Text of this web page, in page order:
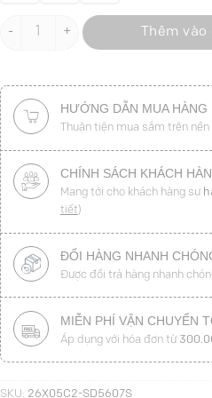
Sơ mi DT cổ đức mở cách điệu số
Thêm vào
HƯỚNG DẪN MUA HÀNG
Thuận tiện mua sắm trên
CHÍNH SÁCH KHÁCH
Mang tới cho khách hàng sự
tiết)
ĐỔI HÀNG NHANH
Được đổi trả hàng nhanh
MIỄN PHÍ VẬN CHUYỂN
Áp dụng với hóa đơn từ
SKU: 26X05C2-SD5607S